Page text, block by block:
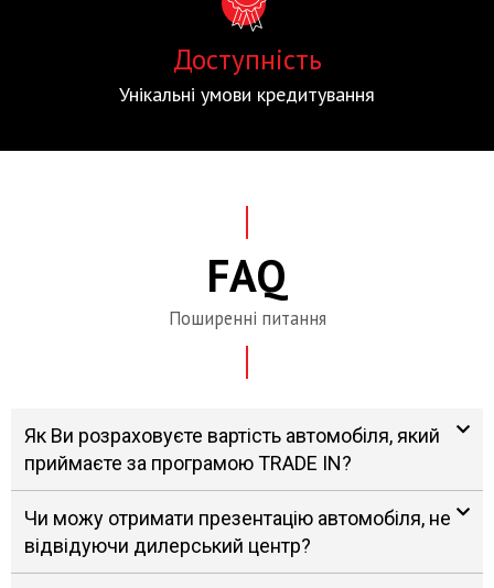
Доступність
Унікальні умови кредитування
FAQ
Поширенні питання
Як Ви розраховуєте вартість автомобіля, який
приймаєте за програмою TRADE IN?
Чи можу отримати презентацію автомобіля, не
відвідуючи дилерський центр?